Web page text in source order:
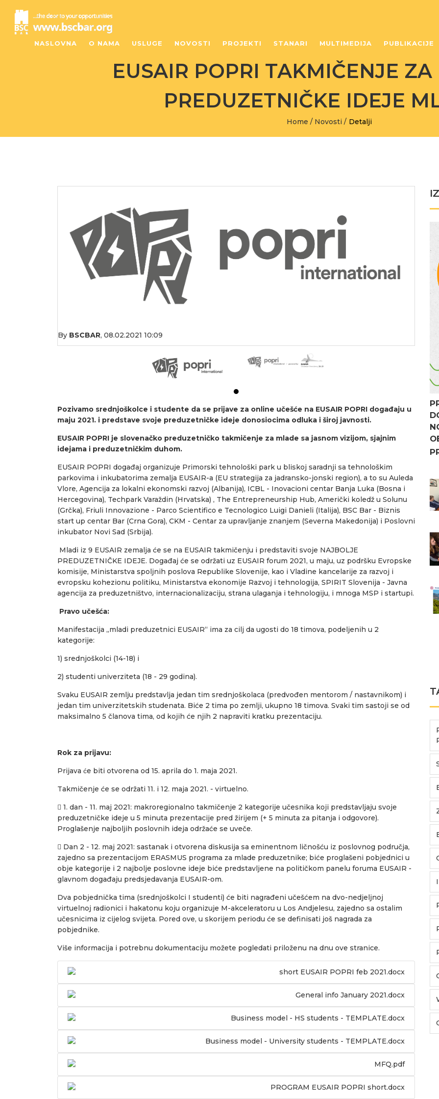
NASLOVNA O NAMA USLUGE NOVOSTI PROJEKTI STANARI MULTIMEDIJA PUBLIKACIJE
EUSAIR POPRI TAKMIČENJE
PREDUZETNIČKE IDEJE
Home / Novosti / Detalji
By BSCBAR, 08.02.2021 10:09
Pozivamo srednjoškolce i studente da se prijave za online učešće na EUSAIR POPRI događaju u
maju 2021. i predstave svoje preduzetničke ideje donosiocima odluka i široj javnosti.
EUSAIR POPRI je slovenačko preduzetničko takmičenje za mlade sa jasnom vizijom, sjajnim
idejama i preduzetničkim duhom.
EUSAIR POPRI događaj organizuje Primorski tehnološki park u bliskoj saradnji sa tehnološkim
parkovima i inkubatorima zemalja EUSAIR-a (EU strategija za jadransko-jonski region), a to su Auleda
Vlore, Agencija za lokalni ekonomski razvoj (Albanija), ICBL - Inovacioni centar Banja Luka (Bosna i
Hercegovina), Techpark Varaždin (Hrvatska) , The Entrepreneurship Hub, Američki koledž u Solunu
(Grčka), Friuli Innovazione - Parco Scientifico e Tecnologico Luigi Danieli (Italija), BSC Bar - Biznis
start up centar Bar (Crna Gora), CKM - Centar za upravljanje znanjem (Severna Makedonija) i Poslovni
inkubator Novi Sad (Srbija).
Mladi iz 9 EUSAIR zemalja će se na EUSAIR takmičenju i predstaviti svoje NAJBOLJE
PREDUZETNIČKE IDEJE. Događaj će se održati uz EUSAIR forum 2021, u maju, uz podršku Evropske
komisije, Ministarstva spoljnih poslova Republike Slovenije, kao i Vladine kancelarije za razvoj i
evropsku kohezionu politiku, Ministarstva ekonomije Razvoj i tehnologija, SPIRIT Slovenija - Javna
agencija za preduzetništvo, internacionalizaciju, strana ulaganja i tehnologiju, i mnoga MSP i startupi.
Pravo učešća:
Manifestacija „mladi preduzetnici EUSAIR“ ima za cilj da ugosti do 18 timova, podeljenih u 2
kategorije:
1) srednjoškolci (14-18) i
2) studenti univerziteta (18 - 29 godina).
Svaku EUSAIR zemlju predstavlja jedan tim srednjoškolaca (predvođen mentorom / nastavnikom) i
jedan tim univerzitetskih studenata. Biće 2 tima po zemlji, ukupno 18 timova. Svaki tim sastoji se od
maksimalno 5 članova tima, od kojih će njih 2 napraviti kratku prezentaciju.
Rok za prijavu:
Prijava će biti otvorena od 15. aprila do 1. maja 2021.
Takmičenje će se održati 11. i 12. maja 2021. - virtuelno.
 1. dan - 11. maj 2021: makroregionalno takmičenje 2 kategorije učesnika koji predstavljaju svoje
preduzetničke ideje u 5 minuta prezentacije pred žirijem (+ 5 minuta za pitanja i odgovore).
Proglašenje najboljih poslovnih ideja održaće se uveče.
 Dan 2 - 12. maj 2021: sastanak i otvorena diskusija sa eminentnom ličnošću iz poslovnog područja,
zajedno sa prezentacijom ERASMUS programa za mlade preduzetnike; biće proglašeni pobjednici u
obje kategorije i 2 najbolje poslovne ideje biće predstavljene na političkom panelu foruma EUSAIR -
glavnom događaju predsjedavanja EUSAIR-om.
Dva pobjednička tima (srednjoškolci I studenti) će biti nagrađeni učešćem na dvo-nedjeljnoj
virtuelnoj radionici i hakatonu koju organizuje M-akceleratoru u Los Andjelesu, zajedno sa ostalim
učesnicima iz cijelog svijeta. Pored ove, u skorijem periodu će se definisati još nagrada za
pobjednike.
Više informacija i potrebnu dokumentaciju možete pogledati priloženu na dnu ove stranice.
short EUSAIR POPRI feb 2021.docx
General info January 2021.docx
Business model - HS students - TEMPLATE.docx
Business model - University students - TEMPLATE.docx
MFQ.pdf
PROGRAM EUSAIR POPRI short.docx